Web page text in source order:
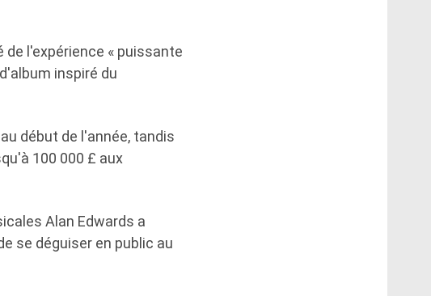
de l'expérience « puissante
inspiré du
début de l'année, tandis
100 000 £ aux
Alan Edwards a
se déguiser en public au